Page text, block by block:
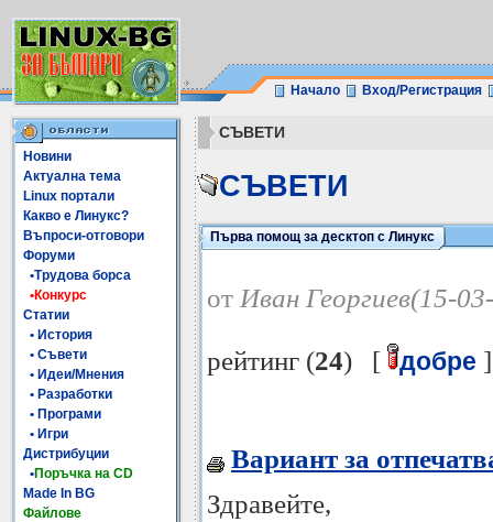
Начало Вход/Регистрация
Новини
Актуална тема
Linux портали
Какво е Линукс?
Въпроси-отговори
Форуми
•Трудова борса
•Конкурс
Статии
• История
• Съвети
• Идеи/Мнения
• Разработки
• Програми
• Игри
Дистрибуции
•Поръчка на CD
Made In BG
Файлове
СЪВЕТИ
СЪВЕТИ
Първа помощ за десктоп с Линукс
от Иван Георгиев(15-
рейтинг (24) [ добре
Вариант за
Здравейте,